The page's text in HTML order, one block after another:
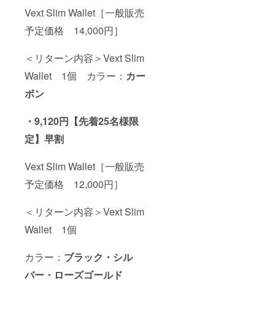
Vext Slim Wallet［一般販売
予定価格 14,000円］
＜リターン内容＞Vext Slim
Wallet 1個 カラー： カー
ボン
・9,120円 【先着25名様限
定】早割
Vext Slim Wallet［一般販売
予定価格 12,000円］
＜リターン内容＞Vext Slim
Wallet 1個
カラー： ブラック・シル
バー・ローズゴールド